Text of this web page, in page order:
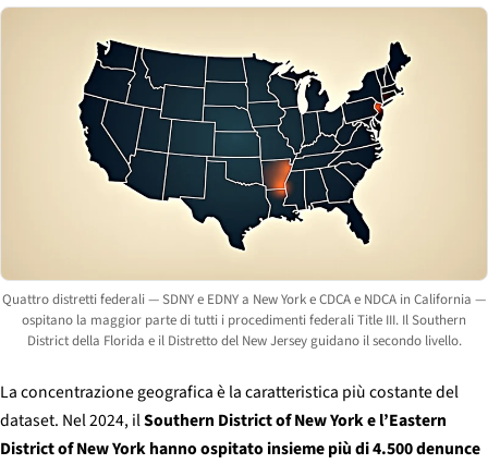
Quattro distretti federali — SDNY e EDNY a New York e CDCA e NDCA in California —
ospitano la maggior parte di tutti i procedimenti federali Title III. Il Southern
District della Florida e il Distretto del New Jersey guidano il secondo livello.
La concentrazione geografica è la caratteristica più costante del
dataset. Nel 2024, ilSouthern District of New York e l’Eastern
District of New York hanno ospitato insieme più di 4.500 denunce